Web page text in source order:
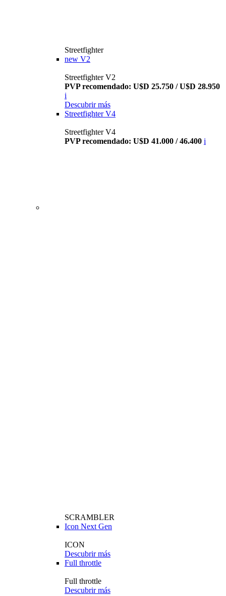
Streetfighter
new V2
Streetfighter V2
PVP recomendado: U$D 25.750 / U$D 28.950
i
Descubrir más
Streetfighter V4
Streetfighter V4
PVP recomendado: U$D 41.000 / 46.400 i
SCRAMBLER
Icon Next Gen
ICON
Descubrir más
Full throttle
Full throttle
Descubrir más